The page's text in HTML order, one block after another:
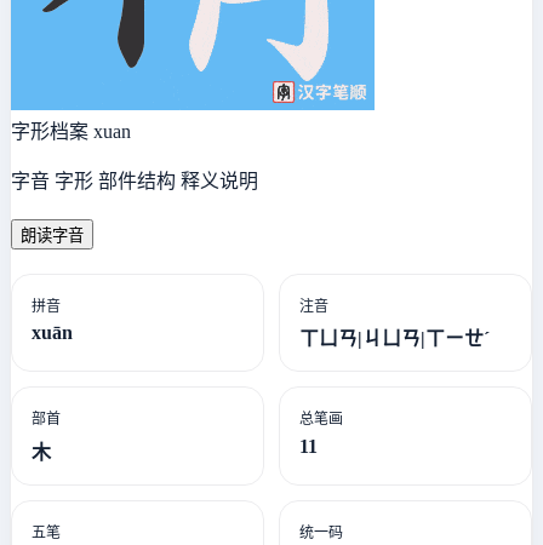
字形档案 xuan
字音 字形 部件结构 释义说明
朗读字音
拼音
xuān
注音
ㄒㄩㄢ|ㄐㄩㄢ|ㄒㄧㄝˊ
部首
木
总笔画
11
五笔 统一码